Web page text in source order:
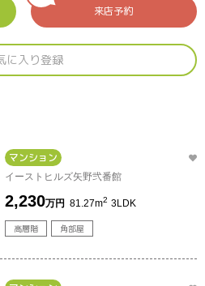
来店予約
に入り登録
マンション
イーストヒルズ矢野弐番館
2,230万円 81.27m2 3LDK
高層階 角部屋